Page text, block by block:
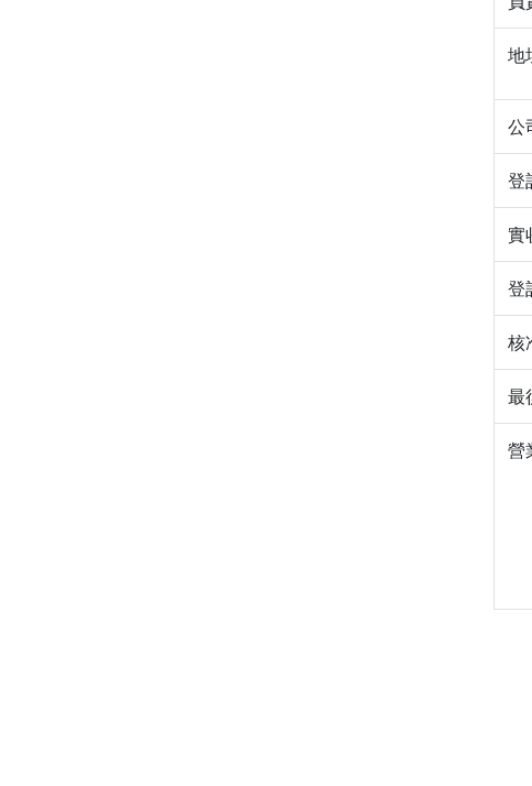
地
公
登
實
登
核
最
營